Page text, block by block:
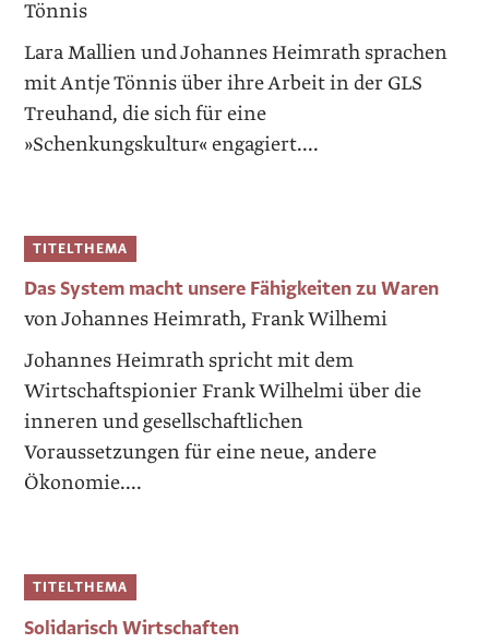
Tönnis
Lara Mallien und Johannes Heimrath ­sprachen
mit Antje Tönnis über ihre Arbeit in der GLS
Treuhand, die sich für eine
»Schenkungskultur« engagiert....
TITELTHEMA
Das System macht unsere Fähigkeiten zu Waren
von Johannes Heimrath, Frank Wilhemi
Johannes Heimrath spricht mit dem
Wirtschaftspionier Frank ­Wilhelmi über die
inneren und gesellschaftlichen
Voraussetzungen für eine neue, andere
Ökonomie....
TITELTHEMA
Solidarisch Wirtschaften